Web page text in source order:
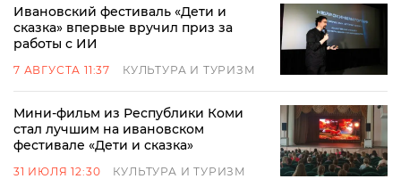
Ивановский фестиваль «Дети и
сказка» впервые вручил приз за
работы с ИИ
7 АВГУСТА 11:37 КУЛЬТУРА И ТУРИЗМ
Мини-фильм из Республики Коми
стал лучшим на ивановском
фестивале «Дети и сказка»
31 ИЮЛЯ 12:30 КУЛЬТУРА И ТУРИЗМ